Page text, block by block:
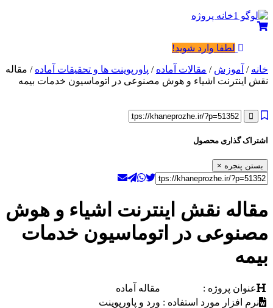
لطفا وارد شوید!
خانه / آموزش / مقالات آماده / پاورپوینت ها و تحقیقات آماده / مقاله
نقش اینترنت اشیاء و هوش مصنوعی در اتوماسیون خدمات بیمه
اشتراک گذاری محصول
بستن پنجره ×
مقاله نقش اینترنت اشیاء و هوش
مصنوعی در اتوماسیون خدمات
بیمه
عنوان پروژه :
مقاله آماده
نرم افزار مورد استفاده : ورد و پاورپوینت